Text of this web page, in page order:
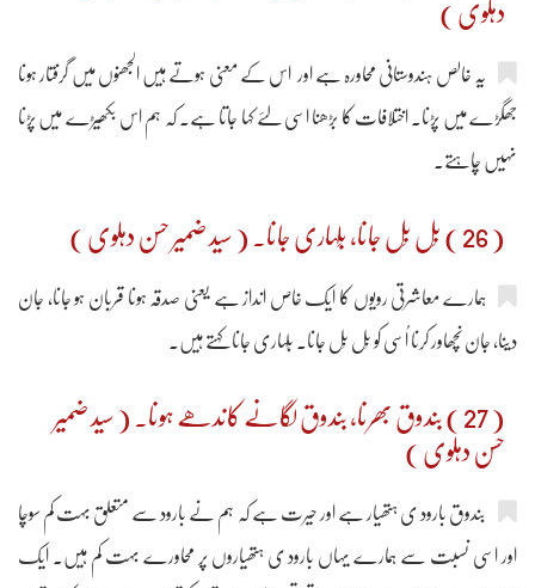
دہلوی )
یہ خالص ہندوستانی محاورہ ہے اور اس کے معنی ہوتے ہیں الجھنوں میں گرفتار ہونا
جھگڑے میں پڑنا۔ اختلافات کا بڑھنا اسی لئے کہا جاتا ہے۔ کہ ہم اس بکھیڑے میں پڑنا
نہیں چاہتے۔
( 26 ) بَل بَل جانا، بَلہاری جانا۔ ( سید ضمیر حسن دہلوی )
ہمارے معاشرتی رویوں کا ایک خاص انداز ہے یعنی صدقہ ہونا قربان ہو جانا، جان
دینا، جان نچھاور کرنا اُسی کو بَل بَل جانا۔ بَلہاری جانا کہتے ہیں۔
( 27 ) بندوق بھرنا، بندوق لگانے کاندھے ہونا۔ ( سید ضمیر
حسن دہلوی )
بندوق بارود ی ہتھیار ہے اور حیرت ہے کہ ہم نے بارود سے متعلق بہت کم سوچا
اور اسی نسبت سے ہمارے یہاں بارود ی ہتھیاروں پر محاورے بہت کم ہیں۔ ایک